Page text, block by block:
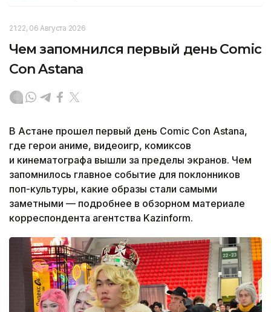
21:22, 06 Августа 2026
Чем запомнился первый день Comic
Con Astana
В Астане прошел первый день Comic Con Astana,
где герои аниме, видеоигр, комиксов
и кинематографа вышли за пределы экранов. Чем
запомнилось главное событие для поклонников
поп-культуры, какие образы стали самыми
заметными — подробнее в обзорном материале
корреспондента агентства Kazinform.